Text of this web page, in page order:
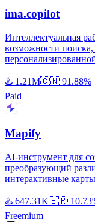
ima.copilot
Интеллектуальная
возможности
♨️ 1.21M🇨🇳 91.88%
Paid
Mapify
AI-инструмент для
преобразующий
интерактивные
♨️ 647.31K🇧🇷
Freemium